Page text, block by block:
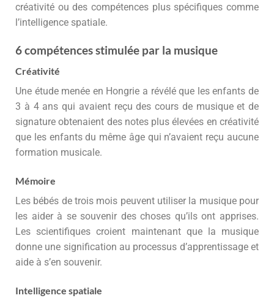
créativité ou des compétences plus spécifiques comme
l’intelligence spatiale.
6 compétences stimulée par la musique
Créativité
Une étude menée en Hongrie a révélé que les enfants de
3 à 4 ans qui avaient reçu des cours de musique et de
signature obtenaient des notes plus élevées en créativité
que les enfants du même âge qui n’avaient reçu aucune
formation musicale.
Mémoire
Les bébés de trois mois peuvent utiliser la musique pour
les aider à se souvenir des choses qu’ils ont apprises.
Les scientifiques croient maintenant que la musique
donne une signification au processus d’apprentissage et
aide à s’en souvenir.
Intelligence spatiale